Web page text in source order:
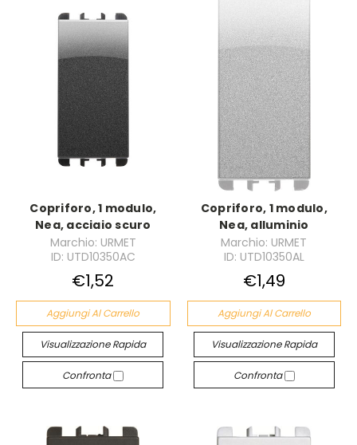
Copriforo, 1 modulo,
Nea, acciaio scuro
Marchio: URMET
ID: UTD10350AC
€1,52
Aggiungi Al Carrello
Visualizzazione Rapida
Confronta
Copriforo, 1 modulo,
Nea, alluminio
Marchio: URMET
ID: UTD10350AL
€1,49
Aggiungi Al Carrello
Visualizzazione Rapida
Confronta